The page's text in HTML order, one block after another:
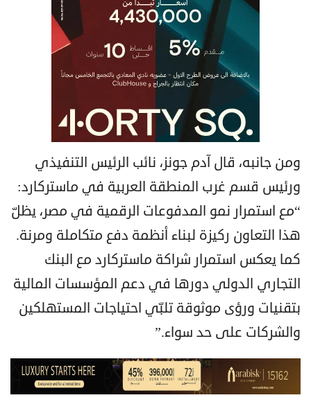
ومن جانبه، قال آدم جونز، نائب الرئيس التنفيذي
ورئيس قسم غرب المنطقة العربية في ماستركارد:
“مع استمرار نمو المدفوعات الرقمية في مصر، يظلّ
هذا التعاون ركيزة لبناء أنظمة دفع متكاملة ومرنة.
كما يعكس استمرار شراكة ماستركارد مع البنك
التجاري الدولي دورها في دعم المؤسسات المالية
بتقنيات ورؤى موثوقة تلبّي احتياجات المستهلكين
والشركات على حد سواء.”